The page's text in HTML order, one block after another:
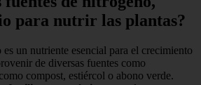
para nutrir las plantas?
un nutriente esencial para el crecimiento
de diversas fuentes como
como compost, estiércol o abono verde.